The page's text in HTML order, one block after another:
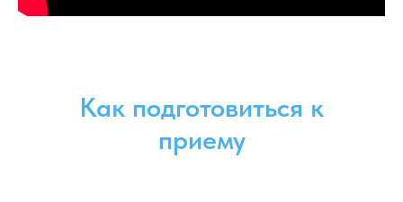
Как подготовиться к
приему